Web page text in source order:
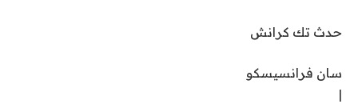
حدث تك كرانش
سان فرانسيسكو
|